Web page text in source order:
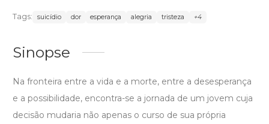
Tags: suicídio dor esperança alegria tristeza +4
Sinopse
Na fronteira entre a vida e a morte, entre a desesperança
e a possibilidade, encontra-se a jornada de um jovem cuja
decisão mudaria não apenas o curso de sua própria